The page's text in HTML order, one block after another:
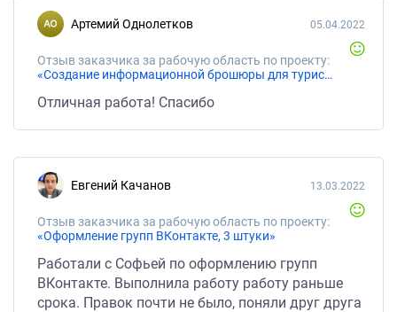
Артемий Однолетков
Отзыв заказчика за рабочую область по проекту:
«Создание информационной брошюры для туристического агентства на английском языке»
05.04.2022
Отличная работа! Спасибо
Евгений Качанов
Отзыв заказчика за рабочую область по проекту:
«Оформление групп ВКонтакте, 3 штуки»
13.03.2022
Работали с Софьей по оформлению групп
ВКонтакте. Выполнила работу работу раньше
срока. Правок почти не было, поняли друг друга